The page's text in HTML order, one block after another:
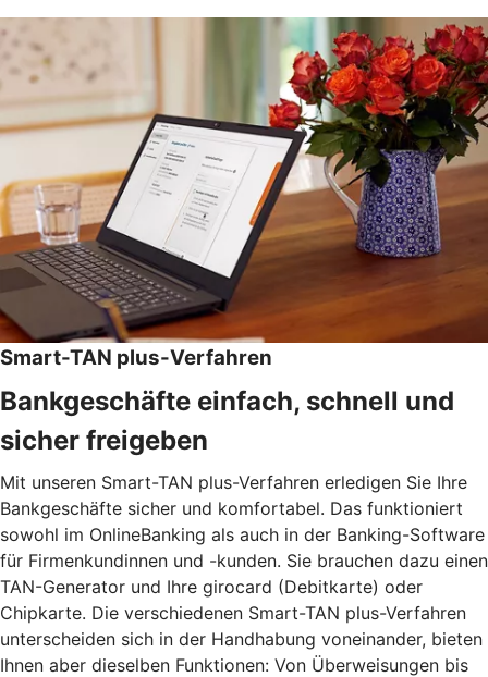
Smart-TAN plus-Verfahren
Bankgeschäfte einfach, schnell und
sicher freigeben
Mit unseren Smart-TAN plus-Verfahren erledigen Sie Ihre
Bankgeschäfte sicher und komfortabel. Das funktioniert
sowohl im OnlineBanking als auch in der Banking-Software
für Firmenkundinnen und -kunden. Sie brauchen dazu einen
TAN-Generator und Ihre girocard (Debitkarte) oder
Chipkarte. Die verschiedenen Smart-TAN plus-Verfahren
unterscheiden sich in der Handhabung voneinander, bieten
Ihnen aber dieselben Funktionen: Von Überweisungen bis